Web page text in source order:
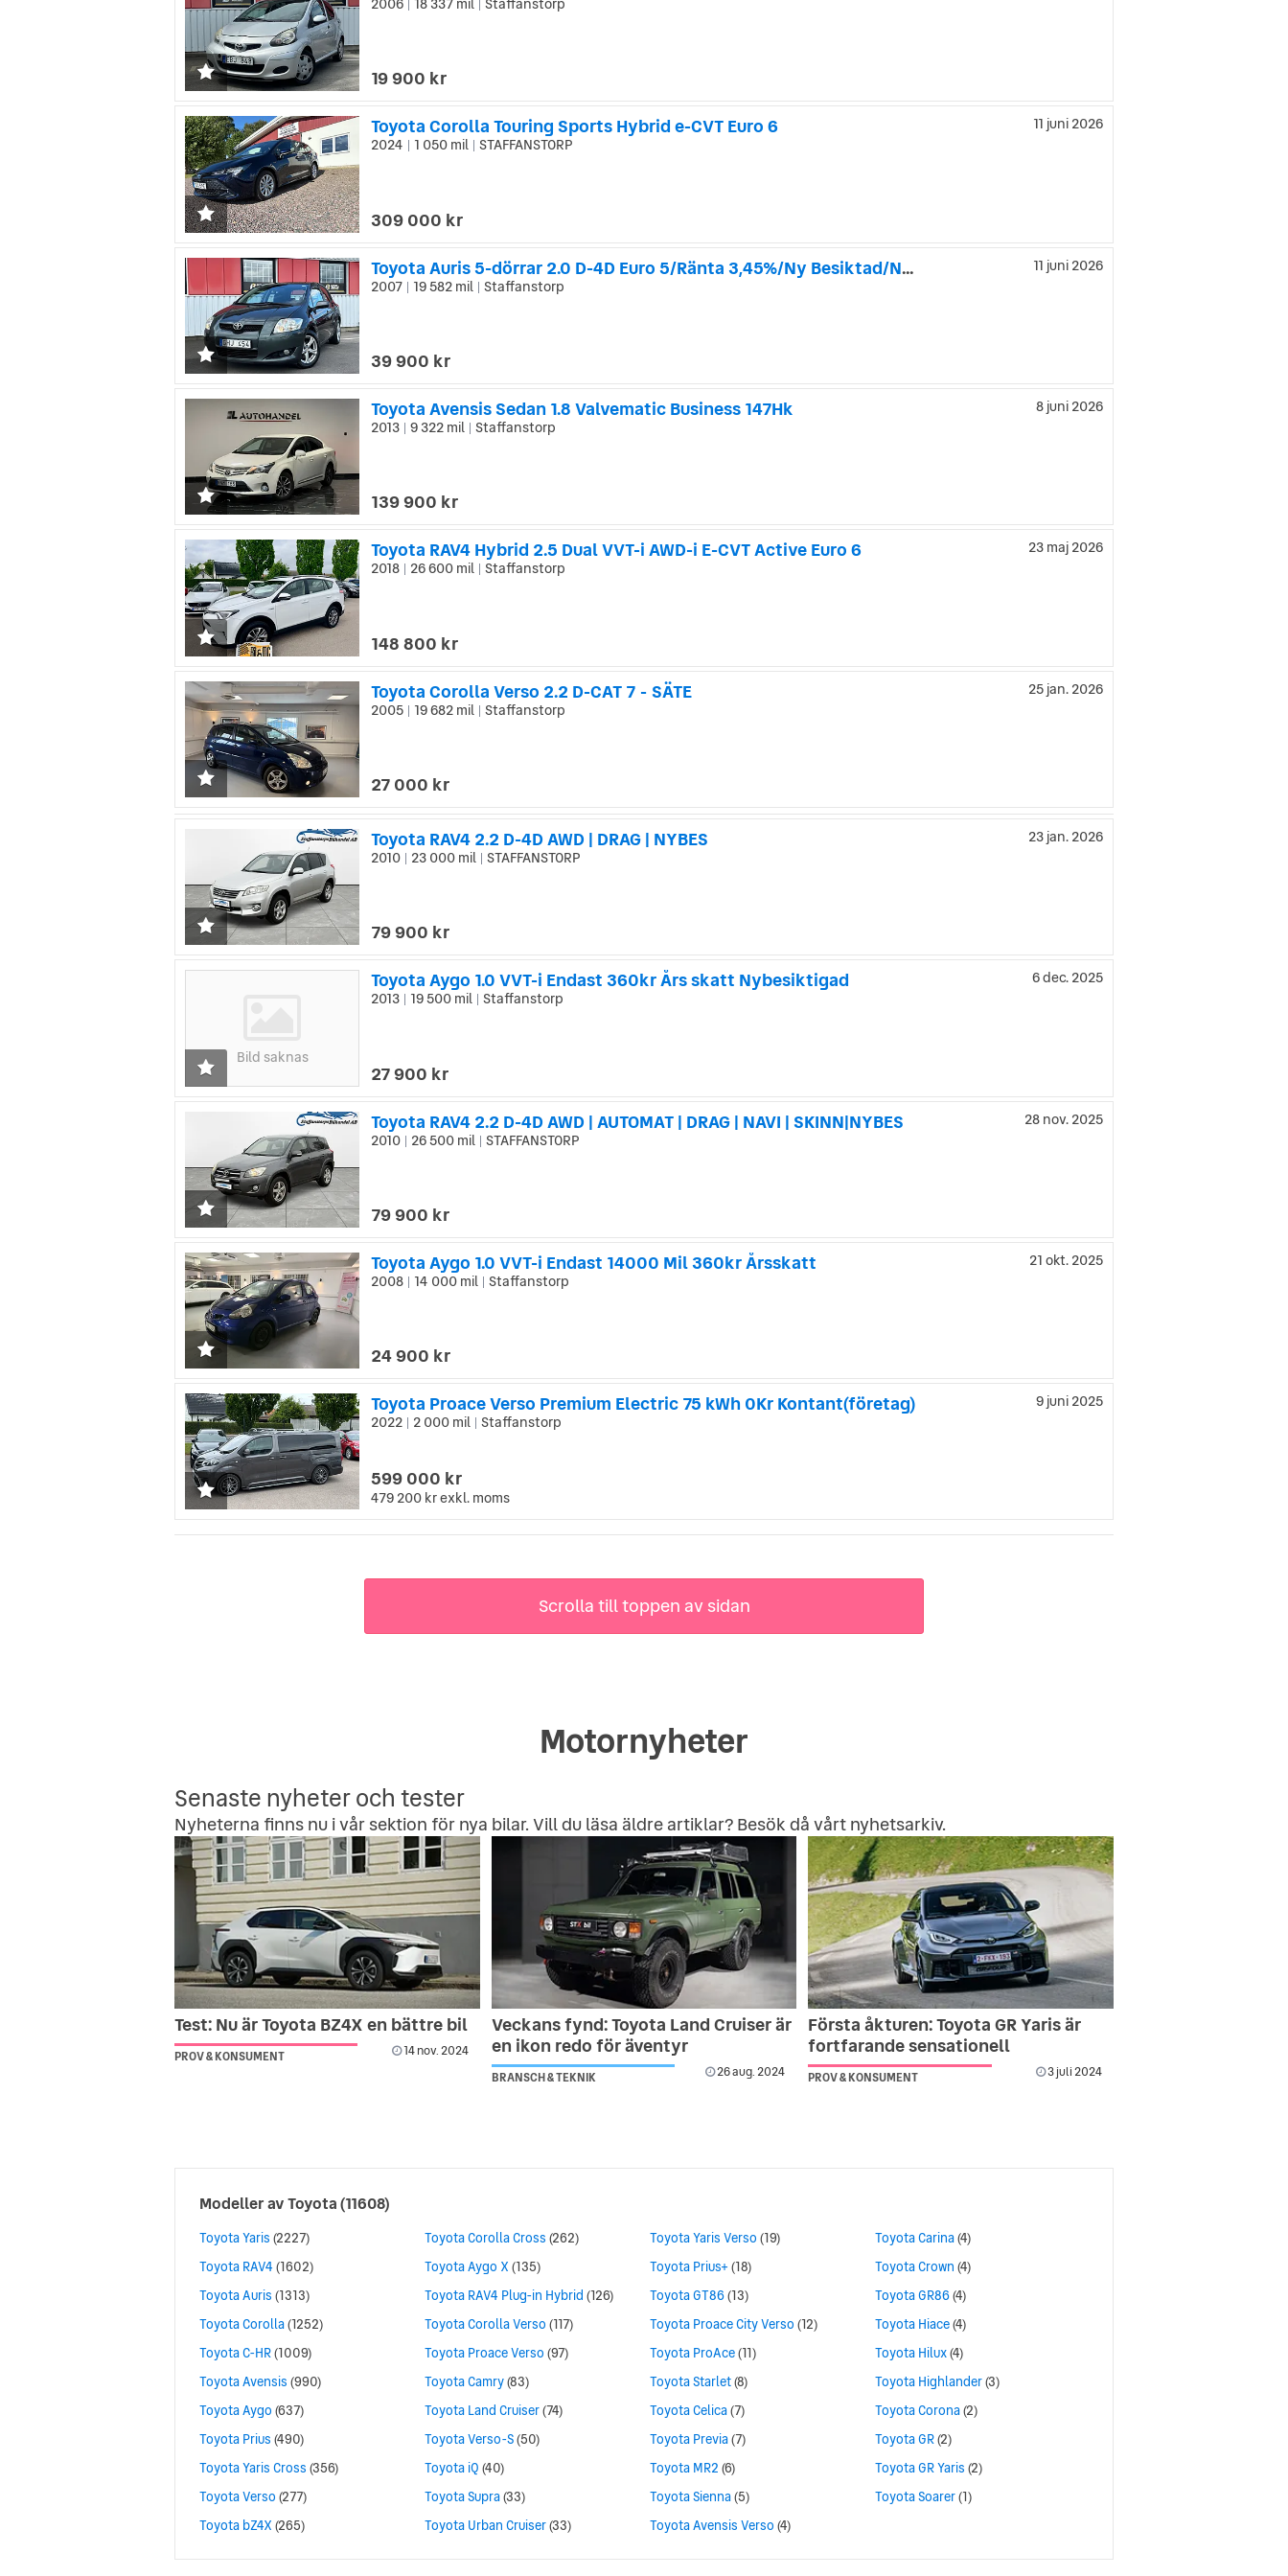
2006 18 337 mil Staffanstorp
19 900 kr
Toyota Corolla Touring Sports Hybrid e-CVT Euro 6
2024 1 050 mil STAFFANSTORP
11 juni 2026
309 000 kr
Toyota Auris 5-dörrar 2.0 D-4D Euro 5/Ränta 3,45%/Ny Besiktad/Ny Ser
2007 19 582 mil Staffanstorp
11 juni 2026
39 900 kr
Toyota Avensis Sedan 1.8 Valvematic Business 147Hk
2013 9 322 mil Staffanstorp
8 juni 2026
139 900 kr
Toyota RAV4 Hybrid 2.5 Dual VVT-i AWD-i E-CVT Active Euro 6
2018 26 600 mil Staffanstorp
23 maj 2026
148 800 kr
Toyota Corolla Verso 2.2 D-CAT 7 - SÄTE
2005 19 682 mil Staffanstorp
25 jan. 2026
27 000 kr
Toyota RAV4 2.2 D-4D AWD | DRAG | NYBES
2010 23 000 mil STAFFANSTORP
23 jan. 2026
79 900 kr
Toyota Aygo 1.0 VVT-i Endast 360kr Års skatt Nybesiktigad
2013 19 500 mil Staffanstorp
6 dec. 2025
27 900 kr
Bild saknas
Toyota RAV4 2.2 D-4D AWD | AUTOMAT | DRAG | NAVI | SKINN|NYBES
2010 26 500 mil STAFFANSTORP
28 nov. 2025
79 900 kr
Toyota Aygo 1.0 VVT-i Endast 14000 Mil 360kr Årsskatt
2008 14 000 mil Staffanstorp
21 okt. 2025
24 900 kr
Toyota Proace Verso Premium Electric 75 kWh 0Kr Kontant(företag)
2022 2 000 mil Staffanstorp
9 juni 2025
599 000 kr
479 200 krexkl. moms
Scrolla till toppen av sidan
Motornyheter
Senaste nyheter och tester
Nyheterna finns nu i vår sektion för nya bilar. Vill du läsa äldre artiklar? Besök då vårtnyhetsarkiv.
Test: Nu är Toyota BZ4X en bättre bil
PROV & KONSUMENT 14 nov. 2024
Veckans fynd: Toyota Land Cruiser är
en ikon redo för äventyr
BRANSCH & TEKNIK 26 aug. 2024
Första åkturen: Toyota GR Yaris är
fortfarande sensationell
PROV & KONSUMENT 3 juli 2024
Modeller avToyota(11608)
Toyota Yaris (2227)
Toyota RAV4 (1602)
Toyota Auris (1313)
Toyota Corolla(1252)
Toyota C-HR(1009)
Toyota Avensis (990)
Toyota Aygo (637)
Toyota Prius (490)
Toyota Yaris Cross (356)
Toyota Verso (277)
Toyota bZ4X (265)
Toyota Corolla Cross (262)
Toyota Aygo X (135)
Toyota RAV4 Plug-in Hybrid (126)
Toyota Corolla Verso (117)
Toyota Proace Verso (97)
Toyota Camry(83)
Toyota Land Cruiser(74)
Toyota Verso-S(50)
Toyota iQ (40)
Toyota Supra(33)
Toyota Urban Cruiser(33)
Toyota Yaris Verso (19)
Toyota Prius+ (18)
Toyota GT86(13)
Toyota Proace City Verso (12)
Toyota ProAce(11)
Toyota Starlet(8)
Toyota Celica(7)
Toyota Previa(7)
Toyota MR2 (6)
Toyota Sienna(5)
Toyota Avensis Verso (4)
Toyota Carina(4)
Toyota Crown (4)
Toyota GR86(4)
Toyota Hiace(4)
Toyota Hilux(4)
Toyota Highlander(3)
Toyota Corona(2)
Toyota GR(2)
Toyota GR Yaris (2)
Toyota Soarer(1)